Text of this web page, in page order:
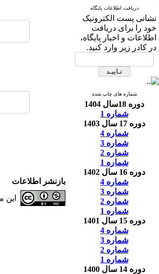
دریافت اطلاعات پایگاه
نشانی پست الکترونیک
خود را برای دریافت
اطلاعات و اخبار پایگاه،
در کادر زیر وارد کنید.
شماره های چاپ شده
دوره 18سال 1404
شماره 1
دوره 17 سال 1403
شماره 4
شماره 3
شماره 2
شماره 1
دوره 16 سال 1402
شماره 4
شماره 3
شماره 2
شماره 1
دوره 15 سال 1401
شماره 4
شماره 3
شماره 2
شماره 1
دوره 14 سال 1400
بازنشر اطلاعات
این